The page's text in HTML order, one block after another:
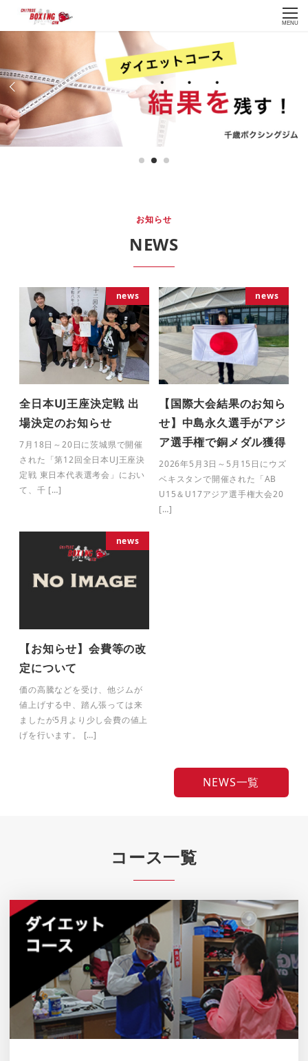
MENU
お知らせ
NEWS
news
全日本UJ王座決定戦 出
場決定のお知らせ
7月18日～20日に茨城県で開催
された「第12回全日本UJ王座決
定戦 東日本代表選考会」におい
て、千 […]
news
【国際大会結果のお知ら
せ】中島永久選手がアジ
ア選手権で銅メダル獲得
2026年5月3日～5月15日にウズ
ベキスタンで開催された「AB
U15＆U17アジア選手権大会20
[…]
news
【お知らせ】会費等の改
定について
価の高騰などを受け、他ジムが
値上げする中、踏ん張っては来
ましたが5月より少し会費の値上
げを行います。 […]
NEWS一覧
コース一覧